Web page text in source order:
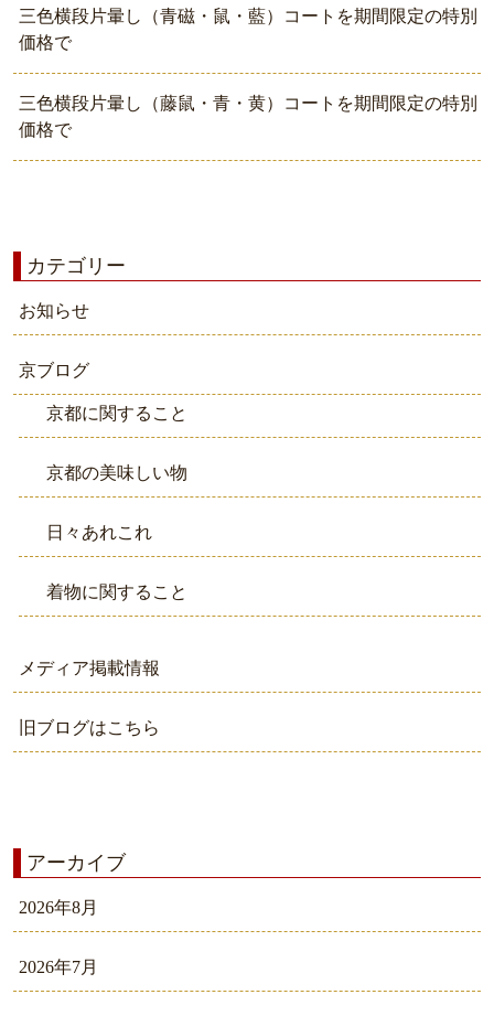
三色横段片暈し（青磁・鼠・藍）コートを期間限定の特別
価格で
三色横段片暈し（藤鼠・青・黄）コートを期間限定の特別
価格で
カテゴリー
お知らせ
京ブログ
京都に関すること
京都の美味しい物
日々あれこれ
着物に関すること
メディア掲載情報
旧ブログはこちら
アーカイブ
2026年8月
2026年7月